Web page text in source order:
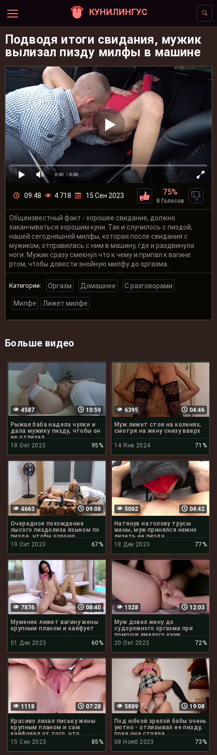
КУНИЛИНГУС
Подводя итоги свидания, мужик
вылизал пизду милфы в машине
0:00 / 0:00
09:48 4 718 15 Сен 2023 75%
8 Голосов
Общеизвестный факт - хорошее свидание, должно
заканчиваться хорошим куни. Так и случилось с пиздой,
нашей сегодняшней милфы, которая после свидания с
мужиком, отправилась с ним в машину, где и раздвинула
ноги. Мужик сразу смекнул что к чему и припал к вагине
ртом, чтобы довести знойную милфу до оргазма.
Категории: Оргазм Домашнее С разговорами
Милфе Лижет милфе
Больше видео
10:59
4587
Рыжая баба надела чулки и
дала мужику пизду, чтобы он
ее отлизал
18 Окт 2023
95%
04:46
6395
Муж лижет стоя на коленях,
смотря на жену снизу вверх
14 Янв 2024 71%
09:08
4663
Очередное похождение
лысого пиздолиза языком по
пизде, чтобы хорошо
отлизать
19 Окт 2023 67%
04:42
5062
Натянув на голову трусы
жены, муж принялся нежно
лизать ее пизду
18 Дек 2023
77%
08:40
7876
Муженек лижет вагину жены
крупным планом и кайфует
01 Дек 2023 60%
12:03
1528
Муж довел жену до
судорожного оргазма при
помощи умелого куни
20 Окт 2023
72%
07:28
1118
Красиво лизал письку жены
крупным планом и сам
кайфовал от того, что
делает
15 Сен 2023 85%
19:08
5889
Под юбкой зрелой бабы очень
уютно - отлизывал ее пизду,
пока она стояла
08 Нояб 2023
73%